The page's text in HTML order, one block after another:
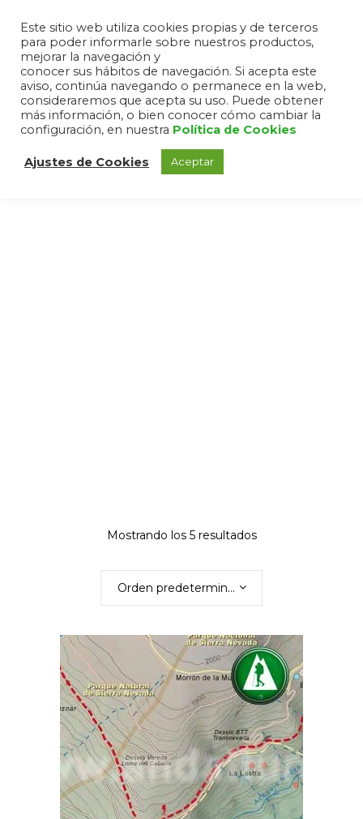
Mostrando los 5 resultados
Orden predeterminado
Este sitio web utiliza cookies propias y de terceros
para poder informarle sobre nuestros productos,
mejorar la navegación y
conocer sus hábitos de navegación. Si acepta este
aviso, continúa navegando o permanece en la web,
consideraremos que acepta su uso. Puede obtener
más información, o bien conocer cómo cambiar la
configuración, en nuestra Política de Cookies
Ajustes de Cookies Aceptar